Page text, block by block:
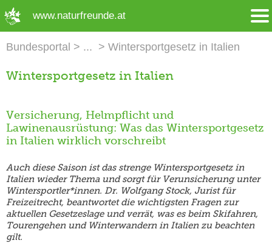
www.naturfreunde.at
Bundesportal Wintersportgesetz in Italien
Wintersportgesetz in Italien
Versicherung, Helmpflicht und
Lawinenausrüstung: Was das Wintersportgesetz
in Italien wirklich vorschreibt
Auch diese Saison ist das strenge Wintersportgesetz in
Italien wieder Thema und sorgt für Verunsicherung unter
Wintersportler*innen. Dr. Wolfgang Stock, Jurist für
Freizeitrecht, beantwortet die wichtigsten Fragen zur
aktuellen Gesetzeslage und verrät, was es beim Skifahren,
Tourengehen und Winterwandern in Italien zu beachten
gilt.